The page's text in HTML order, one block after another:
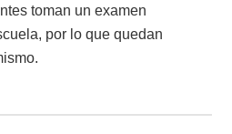
toman un examen
por lo que quedan